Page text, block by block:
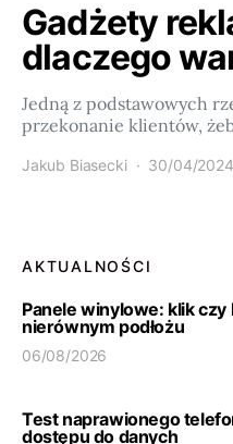
Gadżety
dlaczego
Jedną z podstawowych
przekonanie klientów,
Jakub Biasecki 30/04/2024
AKTUALNOŚCI
Panele winylowe: klik czy
nierównym podłożu
06/08/2026
Test naprawionego
dostępu do danych